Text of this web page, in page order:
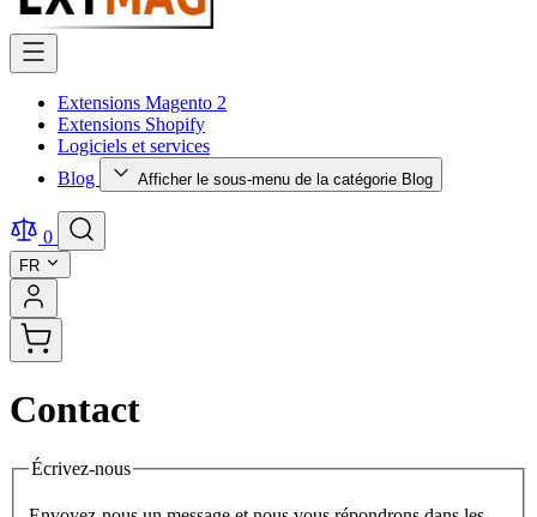
Extensions Magento 2
Extensions Shopify
Logiciels et services
Blog
Afficher le sous-menu de la catégorie Blog
0
FR
Contact
Écrivez-nous